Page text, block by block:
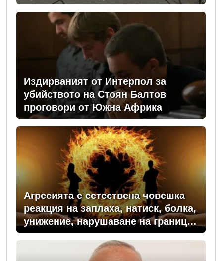
Издирваният от Интерпол за
убийството на Стоян Балтов
проговори от Южна Африка
Агресията е естествена човешка
реакция на заплаха, натиск, болка,
унижение, нарушаване на граници
или пречка за постигане на важна